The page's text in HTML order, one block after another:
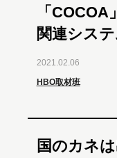
「
関連シス
2021.02.06
HBO取材班
国のカネ